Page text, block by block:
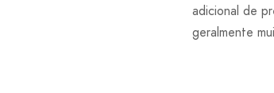
adicional de
geralmente